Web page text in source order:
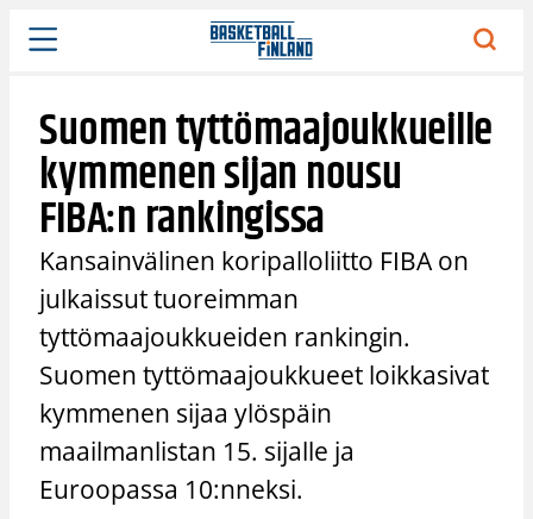
Siirry
sisältöön
Suomen tyttömaajoukkueille
kymmenen sijan nousu
FIBA:n rankingissa
Kansainvälinen koripalloliitto FIBA on
julkaissut tuoreimman
tyttömaajoukkueiden rankingin.
Suomen tyttömaajoukkueet loikkasivat
kymmenen sijaa ylöspäin
maailmanlistan 15. sijalle ja
Euroopassa 10:nneksi.